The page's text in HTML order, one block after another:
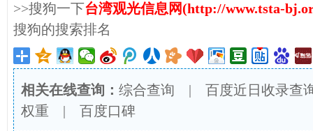
>>搜狗一下台湾观光信息网(http://www.tsta-
搜狗的搜索排名
相关在线查询： 综合查询 | 百度近日收录查
权重 | 百度口碑